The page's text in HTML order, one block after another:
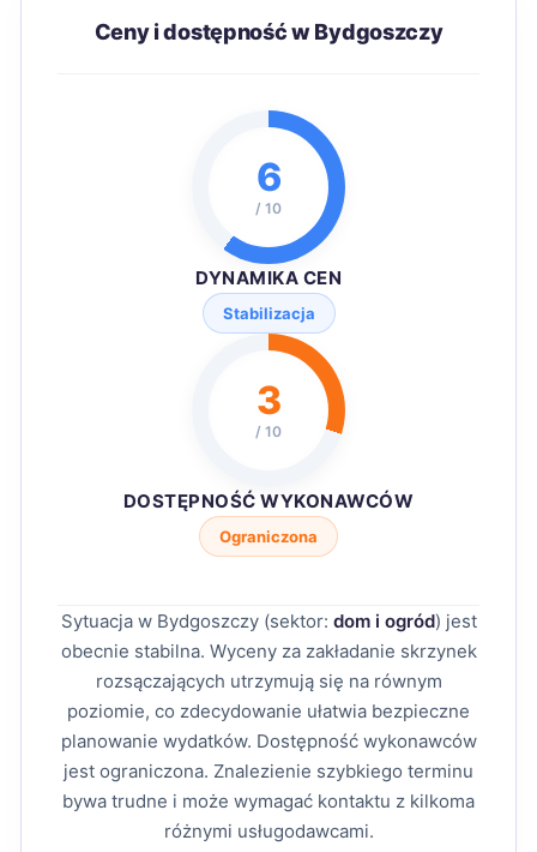
Ceny i dostępność w Bydgoszczy
6
/ 10
DYNAMIKA CEN
Stabilizacja
3
/ 10
DOSTĘPNOŚĆ WYKONAWCÓW
Ograniczona
Sytuacja w Bydgoszczy (sektor: dom i ogród) jest
obecnie stabilna. Wyceny za zakładanie skrzynek
rozsączających utrzymują się na równym
poziomie, co zdecydowanie ułatwia bezpieczne
planowanie wydatków. Dostępność wykonawców
jest ograniczona. Znalezienie szybkiego terminu
bywa trudne i może wymagać kontaktu z kilkoma
różnymi usługodawcami.